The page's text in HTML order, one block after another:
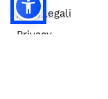
Note legali
Privacy